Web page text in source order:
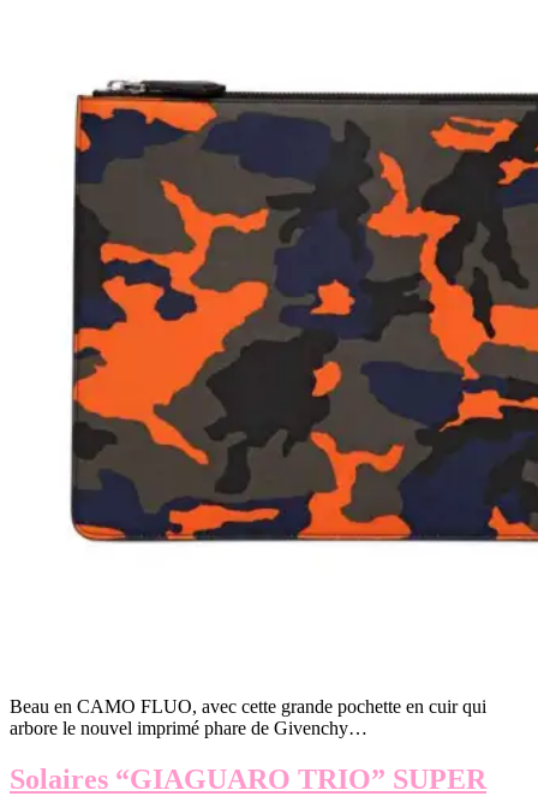
Beau en CAMO FLUO, avec cette grande pochette en cuir qui
arbore le nouvel imprimé phare de Givenchy…
Solaires “GIAGUARO TRIO” SUPER